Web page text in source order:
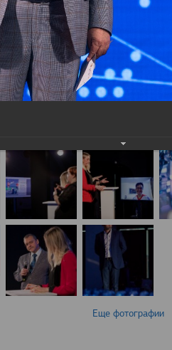
Еще фотографии